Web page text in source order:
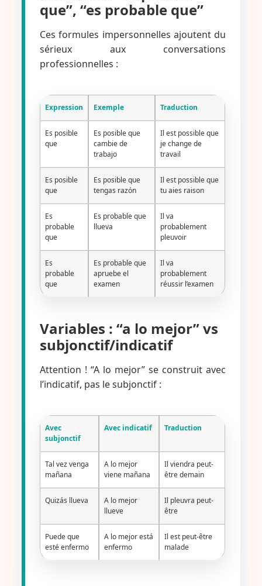
que”, “es probable que”
Ces formules impersonnelles ajoutent du
sérieux aux conversations
professionnelles :
Expression Exemple Traduction
Es posible
que
Es posible que
cambie de
trabajo
Il est possible que
je change de
travail
Es posible
que
Es posible que
tengas razón
Il est possible que
tu aies raison
Es
probable
que
Es probable que
llueva
Il va
probablement
pleuvoir
Es
probable
que
Es probable que
apruebe el
examen
Il va
probablement
réussir l’examen
Variables : “a lo mejor” vs
subjonctif/indicatif
Attention ! “A lo mejor” se construit avec
l’indicatif, pas le subjonctif :
Avec
subjonctif
Avec indicatif Traduction
Tal vez venga
mañana
A lo mejor
viene mañana
Il viendra peut-
être demain
Quizás llueva
A lo mejor
llueve
Il pleuvra peut-
être
Puede que
esté enfermo
A lo mejor está
enfermo
Il est peut-être
malade